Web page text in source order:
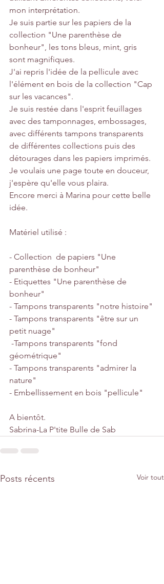
mon interprétation.
Je suis partie sur les papiers de la
collection "Une parenthèse de
bonheur", les tons bleus, mint, gris
sont magnifiques.
J'ai repris l'idée de la pellicule avec
l'élément en bois de la collection "Cap
sur les vacances".
Je suis restée dans l'esprit feuillages
avec des tamponnages, embossages,
avec différents tampons transparents
de différentes collections puis des
détourages dans les papiers imprimés.
Je voulais une page toute en douceur,
j'espère qu'elle vous plaira.
Encore merci à Marina pour cette belle
idée.
Matériel utilisé :
- Collection  de papiers "Une
parenthèse de bonheur"
- Etiquettes "Une parenthèse de
bonheur"
- Tampons transparents "notre histoire"
- Tampons transparents "être sur un
petit nuage"
-Tampons transparents "fond
géométrique"
- Tampons transparents "admirer la
nature"
- Embellissement en bois "pellicule"
A bientôt.
Sabrina-La P'tite Bulle de Sab
Posts récents Voir tout